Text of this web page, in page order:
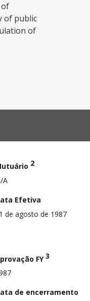
of
of public
of
2
A
Efetiva
de agosto de 1987
FY3
de encerramento